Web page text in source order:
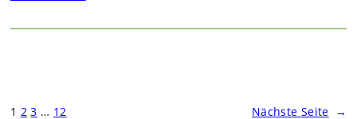
1 2 3 … 12 Nächste Seite →